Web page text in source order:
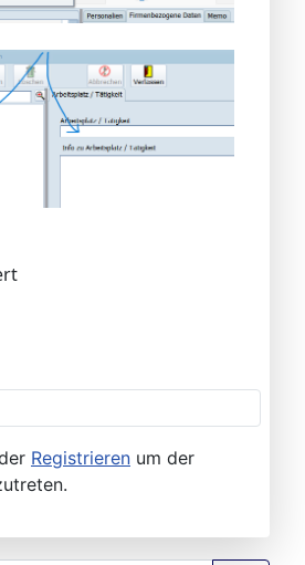
Registrieren um der